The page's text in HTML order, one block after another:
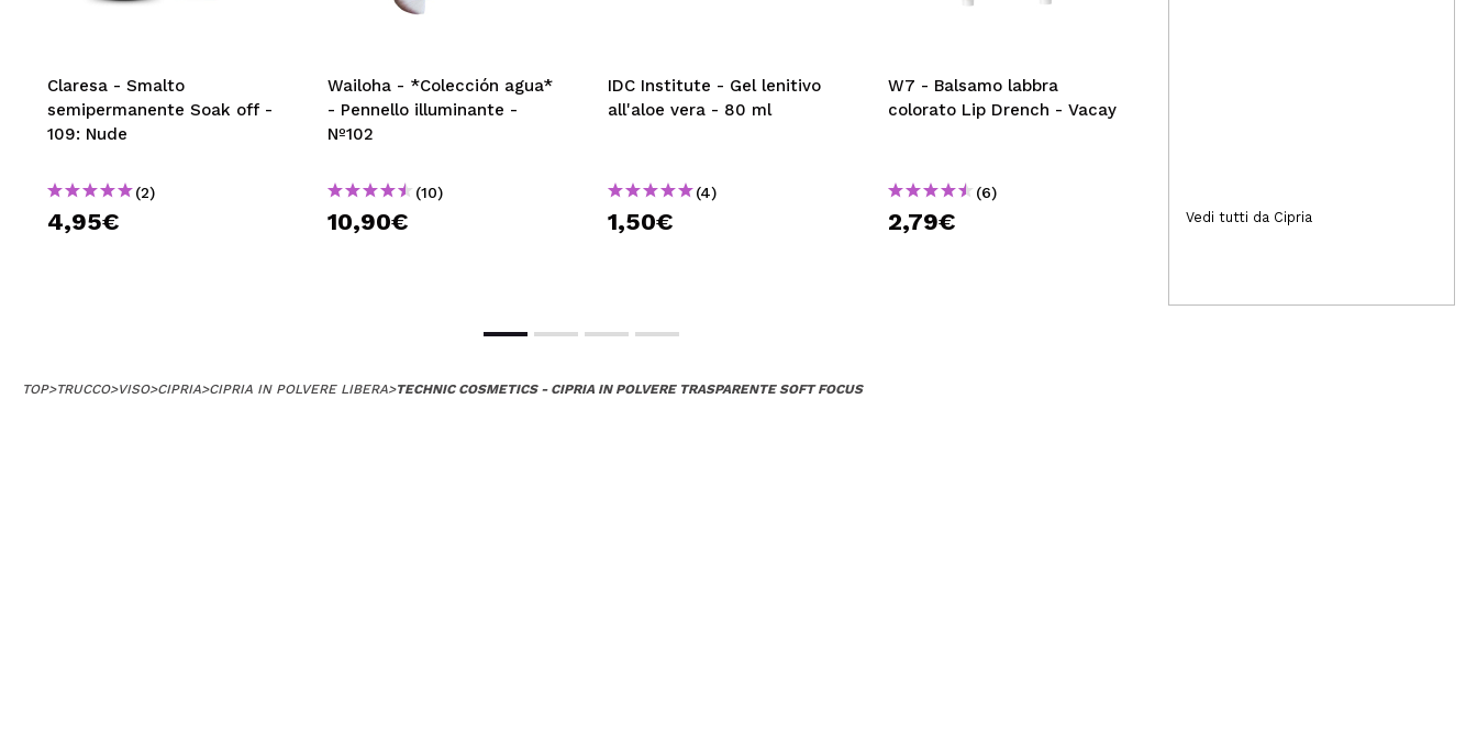
Claresa - Smalto
semipermanente Soak off -
109: Nude
(2)
4,95€
Wailoha - *Colección agua*
- Pennello illuminante -
Nº102
(10)
10,90€
IDC Institute - Gel lenitivo
all'aloe vera - 80 ml
(4)
1,50€
W7 - Balsamo labbra
colorato Lip Drench - Vacay
(6)
2,79€ 8,99€
Vedi tutti da Cipria
TOP>TRUCCO>VISO>CIPRIA>CIPRIA IN POLVERE LIBERA>TECHNIC COSMETICS - CIPRIA IN POLVERE TRASPARENTE SOFT FOCUS